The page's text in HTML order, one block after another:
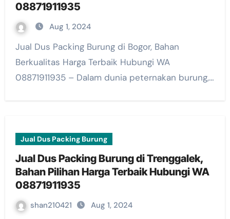
08871911935
Aug 1, 2024
Jual Dus Packing Burung di Bogor, Bahan
Berkualitas Harga Terbaik Hubungi WA
08871911935 – Dalam dunia peternakan burung,…
Jual Dus Packing Burung
Jual Dus Packing Burung di Trenggalek,
Bahan Pilihan Harga Terbaik Hubungi WA
08871911935
shan210421 Aug 1, 2024